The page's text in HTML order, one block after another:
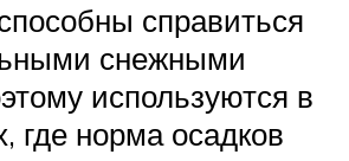
справиться
снежными
используются в
где норма осадков